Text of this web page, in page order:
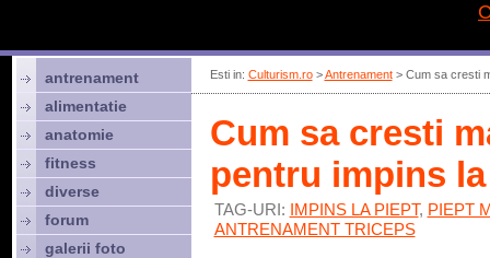
Esti in: Culturism.ro>Antrenament> Cum sa cresti
Cum sa cresti
pentru impins
TAG-URI: IMPINS LA PIEPT, PIEPT
ANTRENAMENT TRICEPS
antrenament
alimentatie
anatomie
fitness
diverse
forum
galerii foto